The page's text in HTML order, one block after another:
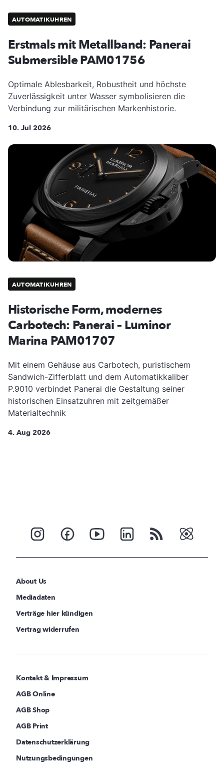
AUTOMATIKUHREN
Erstmals mit Metallband: Panerai
Submersible PAM01756
Optimale Ablesbarkeit, Robustheit und höchste
Zuverlässigkeit unter Wasser symbolisieren die
Verbindung zur militärischen Markenhistorie.
10. Jul 2026
AUTOMATIKUHREN
Historische Form, modernes
Carbotech: Panerai – Luminor
Marina PAM01707
Mit einem Gehäuse aus Carbotech, puristischem
Sandwich-Zifferblatt und dem Automatikkaliber
P.9010 verbindet Panerai die Gestaltung seiner
historischen Einsatzuhren mit zeitgemäßer
Materialtechnik
4. Aug 2026
About Us
Mediadaten
Verträge hier kündigen
Vertrag widerrufen
Kontakt & Impressum
AGB Online
AGB Shop
AGB Print
Datenschutzerklärung
Nutzungsbedingungen